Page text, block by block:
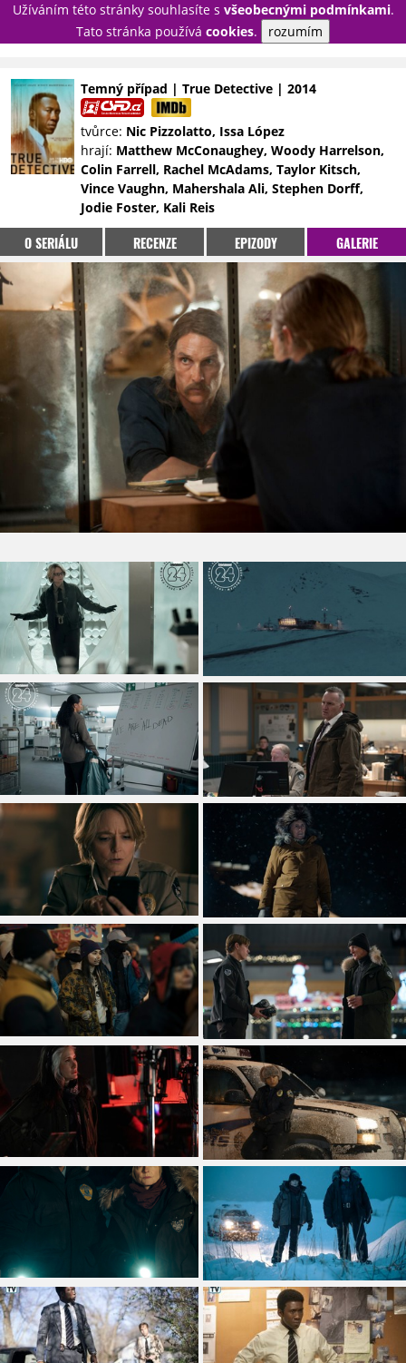
Užíváním této stránky souhlasíte s všeobecnými podmínkami.
Tato stránka používá cookies. rozumím
PŘIHLÁSIT
NOVINKY
TÉMATA
RECENZE
EPIZODY
KULT
TRAILERY
GALERIE
DISKUZE
STATISTIKY
Temný případ | True Detective | 2014
tvůrce: Nic Pizzolatto, Issa López
hrají: Matthew McConaughey, Woody Harrelson,
Colin Farrell, Rachel McAdams, Taylor Kitsch,
Vince Vaughn, Mahershala Ali, Stephen Dorff,
Jodie Foster, Kali Reis
O SERIÁLU RECENZE EPIZODY GALERIE